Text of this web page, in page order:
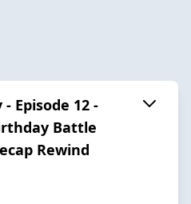
Episode 12 -
Battle
Rewind